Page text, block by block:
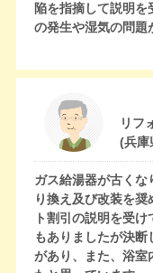
陥を指摘して説明を
の発生や湿気の問題
リフ
(兵庫
ガス給湯器が古くな
り換え及び改装を
ト割引の説明を受
もありましたが決
があり、また、浴室